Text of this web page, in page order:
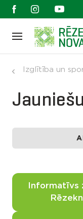
Izglītība un
Informatīvs